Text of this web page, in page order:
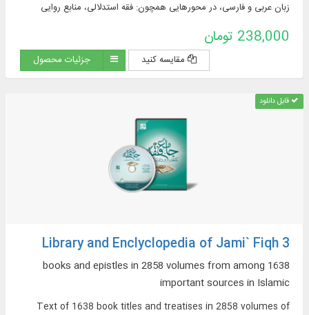
زبان عربی و فارسی، در محورهایی همچون: فقه استدلالی، منابع روایی
مستحدثه، فقه مقارن ...
238,000 تومان
مقایسه کنید جزئیات محصول
قابل دانلود
Library and Enclyclopedia of Jami` Fiqh 3
1638 books and epistles in 2858 volumes from among
important sources in Islamic
Text of 1638 book titles and treatises in 2858 volumes of